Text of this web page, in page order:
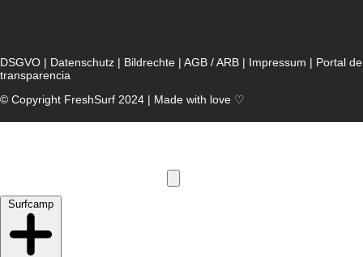
DSGVO | Datenschutz | Bildrechte | AGB / ARB | Impressum | Portal de
transparencia
© Copyright FreshSurf 2024 | Made with love ♡
Surfcamp